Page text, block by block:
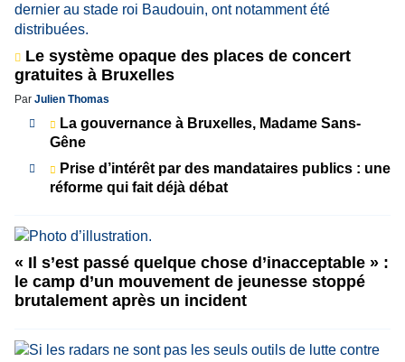
Le système opaque des places de concert
gratuites à Bruxelles
Par Julien Thomas
La gouvernance à Bruxelles, Madame Sans-
Gêne
Prise d’intérêt par des mandataires publics : une
réforme qui fait déjà débat
« Il s’est passé quelque chose d’inacceptable » :
le camp d’un mouvement de jeunesse stoppé
brutalement après un incident